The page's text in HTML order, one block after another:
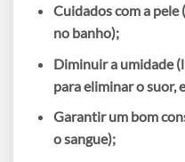
Cuidados com a pele
no banho);
Diminuir a umidade
para eliminar o suor,
Garantir um bom
o sangue);